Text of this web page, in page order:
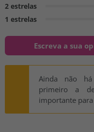
2 estrelas
1 estrelas
Escreva a sua
Ainda não
primeiro a
importante